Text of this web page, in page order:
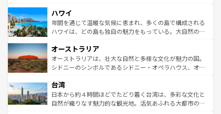
ば市内交通費無料で観光を楽しむこともできる。 なお、新
着のスイス情報はコンテンツ一覧 を参照してほしい。
のような巨大都市は、観光、ショッピング、エンターテイ
ンメントが詰まった刺激的なスポットだ。一方、アメリカ
西部には大自然が広がり、グランドキャニオンやイエロー
部のニューオーリンズでは、音楽と美食が融合した独特の
文化が魅力。旅行者はアメリカの各地域で異なる魅力を楽
しみながら、その多様性と豊かな歴史を感じることができ
ならではの贅沢な旅のスタイルだ。 なお、新着のアメリカ
情報はコンテンツ一覧を参照してほしい。
ハワイ
年間を通じて温暖な気候に恵まれ、多くの島で構成される
ハワイは、どの島も独自の魅力をもっている。大自然の神
ワイ島は見逃せない。また、定番の観光地といえばオアフ
島だが、静かな自然を求めるならマウイ島やカウアイ島が
おすすめ。エメラルドグリーンに輝く海をはじめ、豊かな
れるおもてなしの心で訪れる人々を迎えてくれるハワイの
人々、おいしいローカルフードやハワイアンミュージッ
ク、伝統的なフラダンスなど、すべてがハワイの魅力を彩
オーストラリア
オーストラリアは、壮大な自然と多様な文化が魅力の国。
シドニーのシンボルであるシドニー・オペラハウス、オー
リアリーフや大陸中央部にそびえるウルル（エアーズロッ
ク）、タスマニアの美しい原生林やケアンズの熱帯雨林な
ど、見どころがたくさん。また、カフェやワイン、オージ
台湾
日本から約４時間ほどでたどり着く台湾は、多彩な文化と
自然が織りなす魅力的な観光地。活気あふれる大都市の台